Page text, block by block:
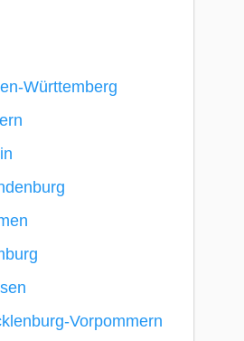
Württemberg
Vorpommern